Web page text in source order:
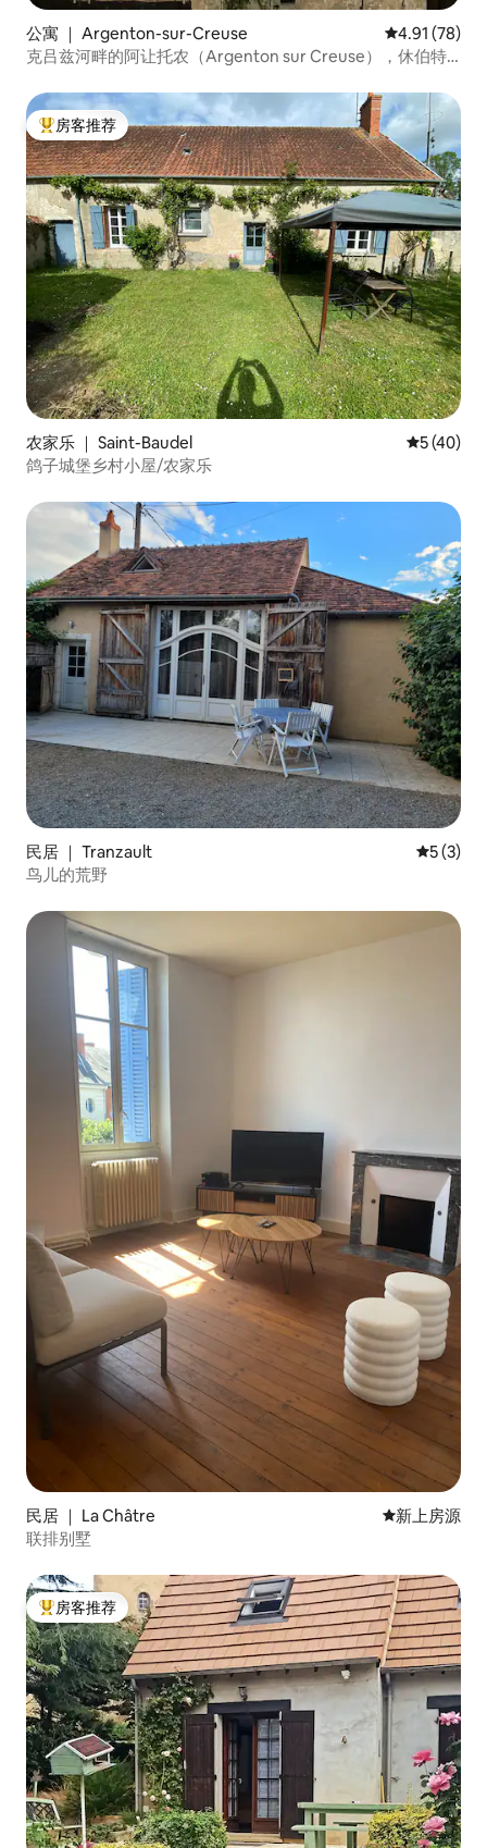
公寓 ｜ Argenton-sur-Creuse 平均评分
4.91 (78)
克吕兹河畔的阿让托农（Argenton sur Creuse），休伯特
热门「房客推荐」
房客推荐
农家乐 ｜ Saint-Baudel 平均评分
5 (40)
鸽子城堡乡村小屋/农家乐
民居 ｜ Tranzault 平均评分
5 (3)
鸟儿的荒野
民居 ｜ La Châtre 新房源
新上房源
联排别墅
热门「房客推荐」
房客推荐